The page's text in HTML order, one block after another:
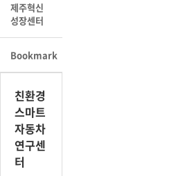
제주혁신
성장센터
Bookmark
친환경
스마트
자동차
연구센
터